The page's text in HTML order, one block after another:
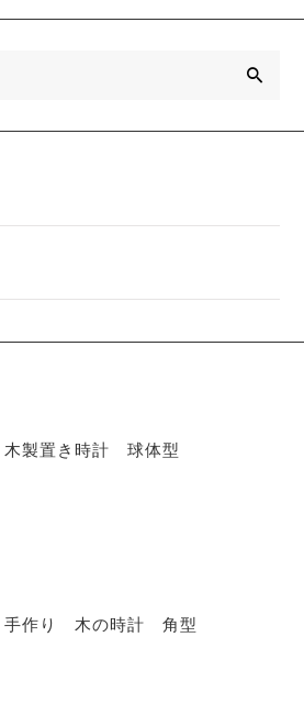
木製置き時計 球体型
手作り 木の時計 角型